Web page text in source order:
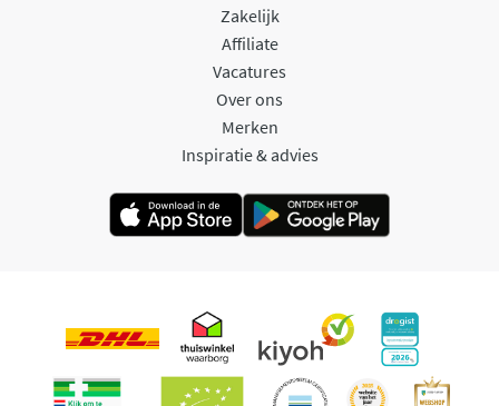
Zakelijk
Affiliate
Vacatures
Over ons
Merken
Inspiratie & advies